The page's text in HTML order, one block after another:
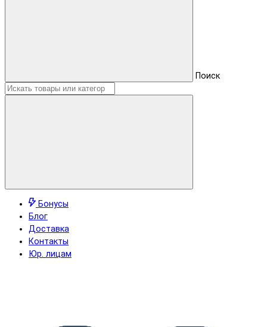
Поиск
Бонусы
Блог
Доставка
Контакты
Юр. лицам